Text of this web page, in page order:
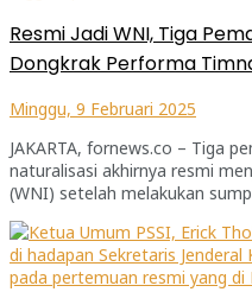
Resmi Jadi WNI, Tiga
Dongkrak Performa
Minggu, 9 Februari 2025
JAKARTA, fornews.co – Tiga
naturalisasi akhirnya resmi
(WNI) setelah melakukan